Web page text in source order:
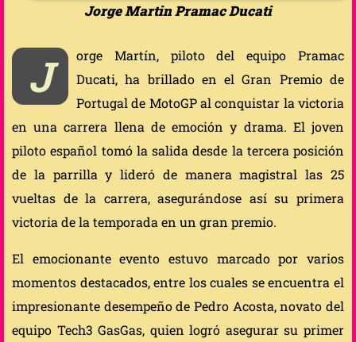
Jorge Martin Pramac Ducati
J
orge Martín, piloto del equipo Pramac
Ducati, ha brillado en el Gran Premio de
Portugal de MotoGP al conquistar la victoria
en una carrera llena de emoción y drama. El joven
piloto español tomó la salida desde la tercera posición
de la parrilla y lideró de manera magistral las 25
vueltas de la carrera, asegurándose así su primera
victoria de la temporada en un gran premio.
El emocionante evento estuvo marcado por varios
momentos destacados, entre los cuales se encuentra el
impresionante desempeño de Pedro Acosta, novato del
equipo Tech3 GasGas, quien logró asegurar su primer